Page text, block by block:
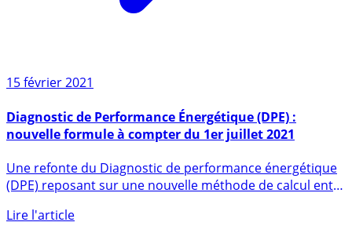
15 février 2021
Diagnostic de Performance Énergétique (DPE) :
nouvelle formule à compter du 1er juillet 2021
(DPE) reposant sur une nouvelle méthode de calcul entre